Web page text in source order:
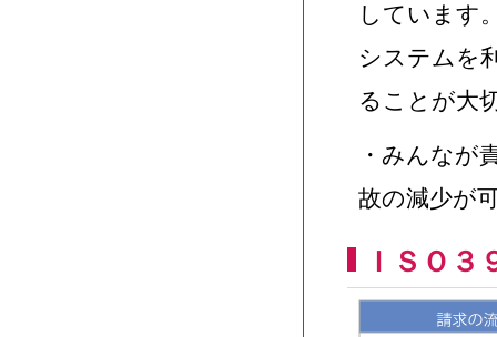
しています
システムを
ることが大
・みんなが
故の減少が
ＩＳＯ